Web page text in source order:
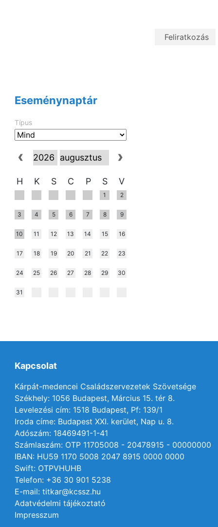
Eseménynaptár
Típus
H K S C P S V
1 2
3 4 5 6 7 8 9
10 11 12 13 14 15 16
17 18 19 20 21 22 23
24 25 26 27 28 29 30
31
Kapcsolat
Kárpát-medencei Családszervezetek Szövetsége
Székhely: 1056 Budapest, Március 15. tér 8.
Levelezési cím: 1518 Budapest, Pf: 139/1
Iroda címe: Budapest XXI. kerület, Nap u. 8.
Adószám: 18469491-1-41
Számlaszám: OTP 11705008 - 20478915 - 00000000
IBAN: HU59 1170 5008 2047 8915 0000 0000
Swift: OTPVHUHB
Telefon: +36 30 901 5238
E-mail: titkar@kcssz.hu
Adatvédelmi tájékoztató
Impresszum